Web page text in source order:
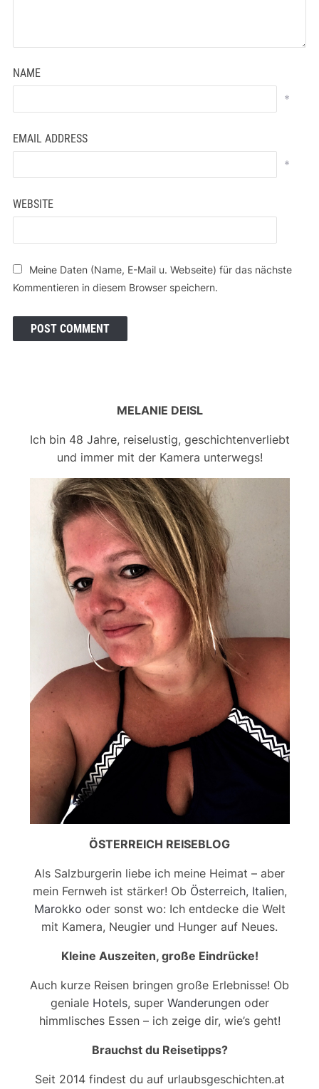
NAME
*
EMAIL ADDRESS
*
WEBSITE
Meine Daten (Name, E-Mail u. Webseite) für das nächste
Kommentieren in diesem Browser speichern.
MELANIE DEISL
Ich bin 48 Jahre, reiselustig, geschichtenverliebt
und immer mit der Kamera unterwegs!
ÖSTERREICH REISEBLOG
Als Salzburgerin liebe ich meine Heimat – aber
mein Fernweh ist stärker! Ob Österreich, Italien,
Marokko oder sonst wo: Ich entdecke die Welt
mit Kamera, Neugier und Hunger auf Neues.
Kleine Auszeiten, große Eindrücke!
Auch kurze Reisen bringen große Erlebnisse! Ob
geniale Hotels, super Wanderungenoder
himmlisches Essen – ich zeige dir, wie’s geht!
Brauchst du Reisetipps?
Seit 2014 findest du auf urlaubsgeschichten.at